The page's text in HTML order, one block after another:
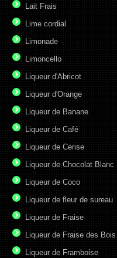
Lait Frais
Lime cordial
Limonade
Limoncello
Liqueur d'Abricot
Liqueur d'Orange
Liqueur de Banane
Liqueur de Café
Liqueur de Cerise
Liqueur de Chocolat Blanc
Liqueur de Coco
Liqueur de fleur de sureau
Liqueur de Fraise
Liqueur de Fraise des Bois
Liqueur de Framboise